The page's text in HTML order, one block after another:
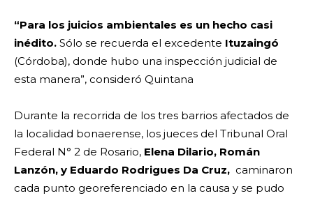
“Para los juicios ambientales es un hecho casi
inédito. Sólo se recuerda el excedente Ituzaingó
(Córdoba), donde hubo una inspección judicial de
esta manera”, consideró Quintana
Durante la recorrida de los tres barrios afectados de
la localidad bonaerense, los jueces del Tribunal Oral
Federal N° 2 de Rosario, Elena Dilario, Román
Lanzón, y Eduardo Rodrigues Da Cruz, caminaron
cada punto georeferenciado en la causa y se pudo